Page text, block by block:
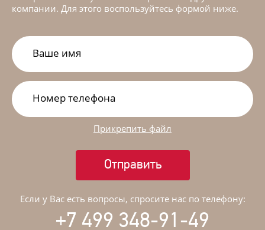
компании. Для этого воспользуйтесь формой ниже.
Прикрепить файл
Отправить
Если у Вас есть вопросы, спросите нас по телефону:
+7 499 348-91-49